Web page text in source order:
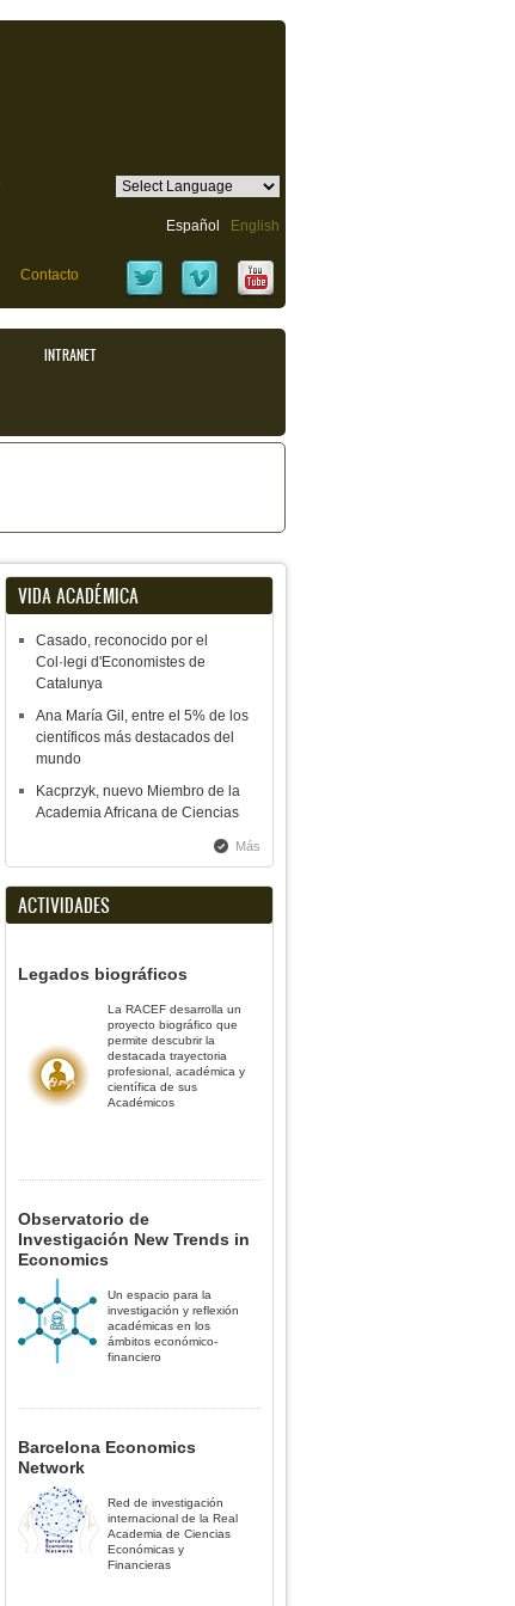
Español English
Contacto
INTRANET
VIDA ACADÉMICA
Casado, reconocido por el
Col·legi d'Economistes de
Catalunya
Ana María Gil, entre el 5% de los
científicos más destacados del
mundo
Kacprzyk, nuevo Miembro de la
Academia Africana de Ciencias
Más
ACTIVIDADES
Legados biográficos
La RACEF desarrolla un
proyecto biográfico que
permite descubrir la
destacada trayectoria
profesional, académica y
científica de sus
Académicos
Observatorio de
Investigación New Trends in
Economics
Un espacio para la
investigación y reflexión
académicas en los
ámbitos económico-
financiero
Barcelona Economics
Network
Red de investigación
internacional de la Real
Academia de Ciencias
Económicas y
Financieras